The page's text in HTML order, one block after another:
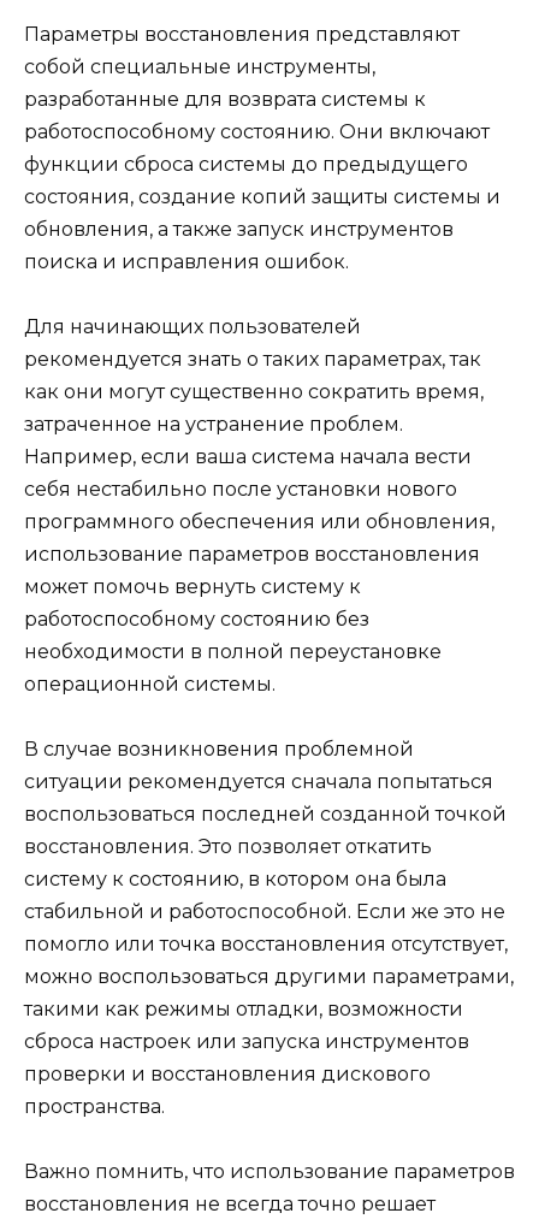
Параметры восстановления представляют
собой специальные инструменты,
разработанные для возврата системы к
работоспособному состоянию. Они включают
функции сброса системы до предыдущего
состояния, создание копий защиты системы и
обновления, а также запуск инструментов
поиска и исправления ошибок.
Для начинающих пользователей
рекомендуется знать о таких параметрах, так
как они могут существенно сократить время,
затраченное на устранение проблем.
Например, если ваша система начала вести
себя нестабильно после установки нового
программного обеспечения или обновления,
использование параметров восстановления
может помочь вернуть систему к
работоспособному состоянию без
необходимости в полной переустановке
операционной системы.
В случае возникновения проблемной
ситуации рекомендуется сначала попытаться
воспользоваться последней созданной точкой
восстановления. Это позволяет откатить
систему к состоянию, в котором она была
стабильной и работоспособной. Если же это не
помогло или точка восстановления отсутствует,
можно воспользоваться другими параметрами,
такими как режимы отладки, возможности
сброса настроек или запуска инструментов
проверки и восстановления дискового
пространства.
Важно помнить, что использование параметров
восстановления не всегда точно решает